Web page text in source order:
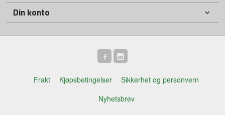
Din konto
Frakt Kjøpsbetingelser
Sikkerhet og personvern
Nyhetsbrev